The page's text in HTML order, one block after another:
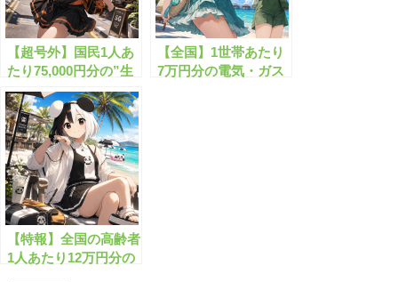
【超号外】国民1人あ
たり75,000円分の”生
活費特別給付”が実施
されます！
【全国】1世帯あたり
7万円分の電気・ガス
【特報】全国の高齢者
1人あたり12万円分の